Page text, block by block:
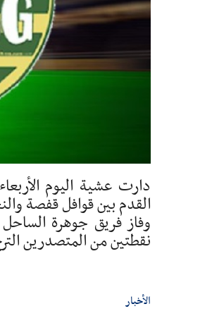
القدم بين قوافل قفصة
نقطتين من المتصدرين الترجي
الأخبار